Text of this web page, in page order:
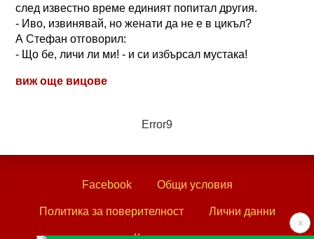
след известно време единият попитал другия.
- Иво, извинявай, но женати да не е в цикъл?
А Стефан отговорил:
- Що бе, личи ли ми! - и си избърсал мустака!
виж още вицове
Error9
x
Facebook Общи условия
Политика за поверителност Лични данни